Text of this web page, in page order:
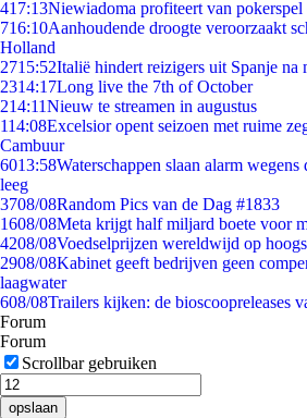
417:13Niewiadoma profiteert van
716:10Aanhoudende droogte veroorzaakt
Holland
2715:52Italië hindert reizigers uit Spanje na
2314:17Long live the 7th of October
214:11Nieuw te streamen in augustus
114:08Excelsior opent seizoen met ruime
Cambuur
6013:58Waterschappen slaan alarm
leeg
3708/08Random Pics van de Dag #1833
1608/08Meta krijgt half miljard boete voor
4208/08Voedselprijzen wereldwijd op
2908/08Kabinet geeft bedrijven geen
laagwater
608/08Trailers kijken: de bioscoopreleases
Forum
Forum
Scrollbar gebruiken
opslaan